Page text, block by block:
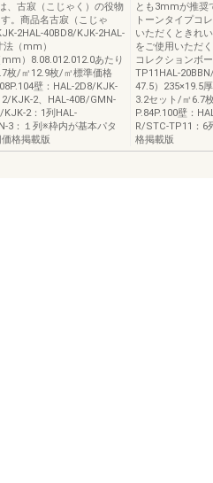
、古寂（こじゃく）の役物
。商品名古寂（こじゃ
KJK‐2HAL‐
法（mm）
）8.08.012.012.0あたり
枚/㎡12.9枚/㎡標準価格
壁：HAL‐2D8/KJK‐
KJK‐2、HAL‐40B/GMN‐
：1列HAL‐
：１列※枠内が基本パタ
格掲載版
とも3mmが推奨
トーンタイプコ
いただくときれ
をご使用いただ
コレクションボ
47.5）235×19.5
3.2セット/㎡6.7
P.84P.100壁：
R/STC‐TP11：6
格掲載版